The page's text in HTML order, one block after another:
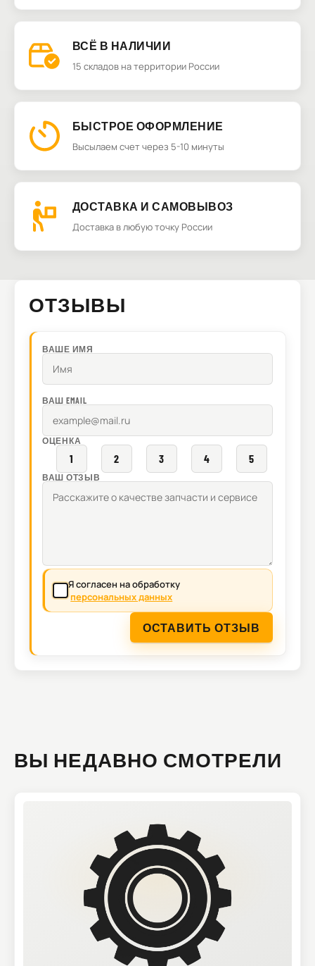
ВСЁ В НАЛИЧИИ
15 складов на территории России
БЫСТРОЕ ОФОРМЛЕНИЕ
Высылаем счет через 5-10 минуты
ДОСТАВКА И САМОВЫВОЗ
Доставка в любую точку России
ОТЗЫВЫ
ВАШЕ ИМЯ
ВАШ EMAIL
ОЦЕНКА
1 2 3 4 5
ВАШ ОТЗЫВ
Я согласен на обработку
персональных данных
ОСТАВИТЬ ОТЗЫВ
ВЫ НЕДАВНО СМОТРЕЛИ